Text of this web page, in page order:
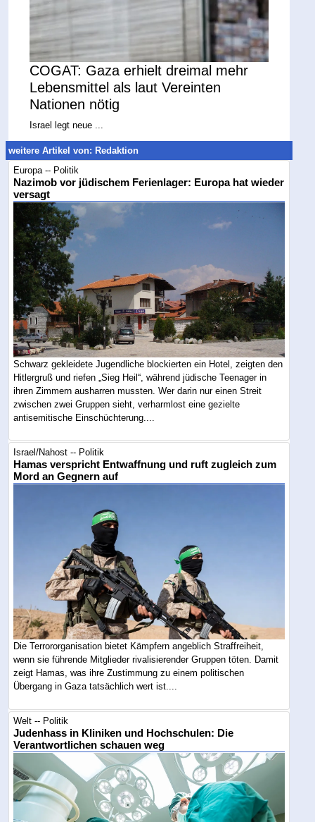
COGAT: Gaza erhielt dreimal mehr
Lebensmittel als laut Vereinten
Nationen nötig
Israel legt neue ...
weitere Artikel von: Redaktion
Europa -- Politik
Nazimob vor jüdischem Ferienlager: Europa hat wieder
versagt
Schwarz gekleidete Jugendliche blockierten ein Hotel, zeigten den
Hitlergruß und riefen „Sieg Heil“, während jüdische Teenager in
ihren Zimmern ausharren mussten. Wer darin nur einen Streit
zwischen zwei Gruppen sieht, verharmlost eine gezielte
antisemitische Einschüchterung....
Israel/Nahost -- Politik
Hamas verspricht Entwaffnung und ruft zugleich zum
Mord an Gegnern auf
Die Terrororganisation bietet Kämpfern angeblich Straffreiheit,
wenn sie führende Mitglieder rivalisierender Gruppen töten. Damit
zeigt Hamas, was ihre Zustimmung zu einem politischen
Übergang in Gaza tatsächlich wert ist....
Welt -- Politik
Judenhass in Kliniken und Hochschulen: Die
Verantwortlichen schauen weg